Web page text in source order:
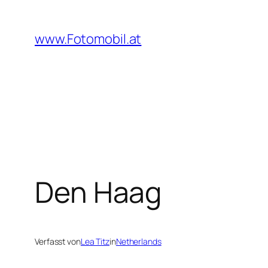
springen
www.Fotomobil.at
Den Haag
Verfasst vonLea TitzinNetherlands